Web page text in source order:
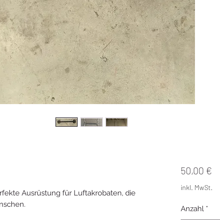
Ausrüstung für Luftakrobaten, die
50,00 €
inkl. MwSt.
Anzahl *